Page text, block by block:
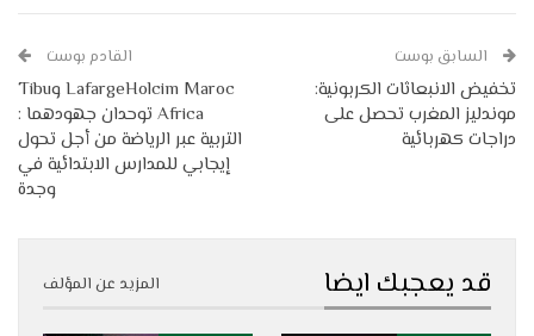
السابق بوست
تخفيض الانبعاثات الكربونية:
موندليز المغرب تحصل على
دراجات كهربائية
القادم بوست
LafargeHolcim Maroc وTibu
Africa توحدان جهودهما :
التربية عبر الرياضة من أجل تحول
إيجابي للمدارس الابتدائية في
وجدة
قد يعجبك ايضا المزيد عن المؤلف